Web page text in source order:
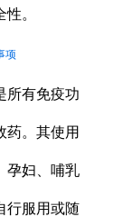
。
项
所有免疫功
药。其使用
孕妇、哺乳
行服用或随